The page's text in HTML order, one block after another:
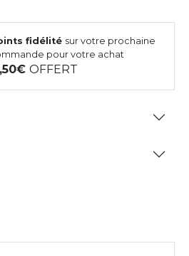
fidélité sur votre prochaine
pour votre achat
OFFERT